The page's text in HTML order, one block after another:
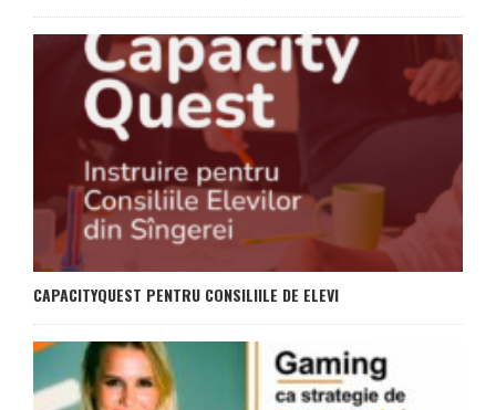
CAPACITYQUEST PENTRU CONSILIILE DE ELEVI